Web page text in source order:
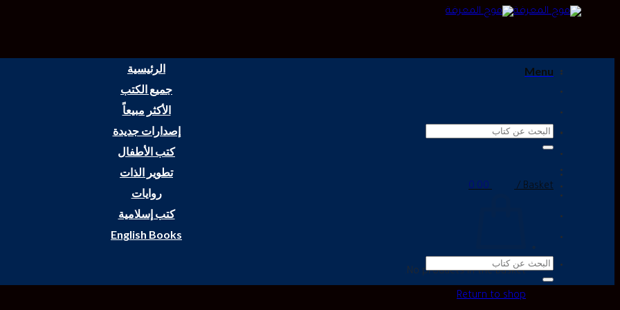
Menu
Search
Basket /
0.00
No products in the basket.
Return to shop
الرئيسية
جميع الكتب
الأكثر مبيعاً
إصدارات جديدة
كتب الأطفال
تطوير الذات
روايات
كتب إسلامية
English Books
Search